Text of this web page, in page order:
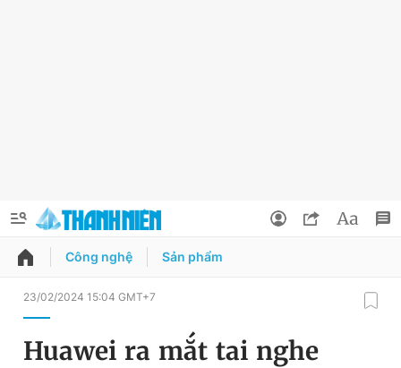
QUẢNG CÁO ĐẶT BÁO
Đổi mật khẩu
Công nghệ Sản phẩm
23/02/2024 15:04 GMT+7
Huawei ra mắt tai nghe